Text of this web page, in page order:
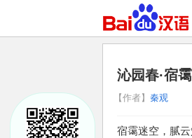
沁园春·宿
【作者】 秦观
宿霭迷空，腻